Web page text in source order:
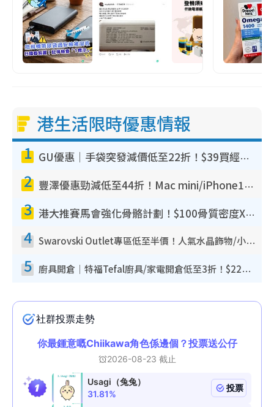
港生活限時優惠情報
1 GU優惠｜手袋突發減價低至22折！$39買經典波士頓包/餃子袋！飾物同步減價$29起！
2 豐澤優惠勁減低至44折！Mac mini/iPhone17Pro大減價！廚房家電$220起
3 港大推賽馬會強化骨骼計劃！$100骨質密度X光檢查 完成免費運動訓練送超市禮券！附參加資格
4 Swarovski Outlet專區低至半價！人氣水晶飾物/小擺設$138起！迪士尼款/水晶高跟鞋都有平
5 廚具開倉｜特福Tefal廚具/家電開倉低至3折！$220起買平底鍋/炒鑊/湯煲！電飯煲/吸塵機/燙斗$418起